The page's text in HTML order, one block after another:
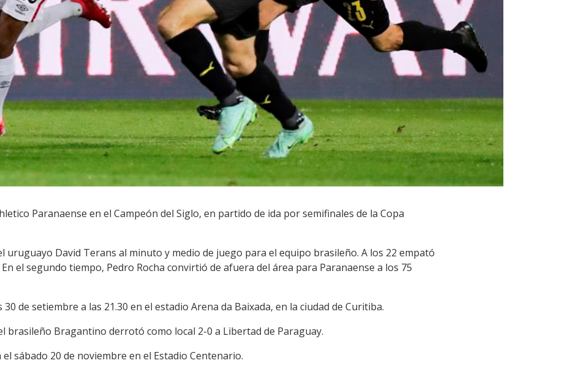
Paranaense en el Campeón del Siglo, en partido de ida por semifinales de la Copa
uruguayo David Terans al minuto y medio de juego para el equipo brasileño. A los 22 empató
el segundo tiempo, Pedro Rocha convirtió de afuera del área para Paranaense a los 75
de setiembre a las 21.30 en el estadio Arena da Baixada, en la ciudad de Curitiba.
brasileño Bragantino derrotó como local 2-0 a Libertad de Paraguay.
sábado 20 de noviembre en el Estadio Centenario.